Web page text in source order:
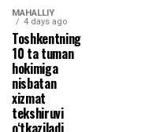
MAHALLIY
4 days ago
Toshkentning
10 ta tuman
hokimiga
nisbatan
xizmat
tekshiruvi
o‘tkaziladi